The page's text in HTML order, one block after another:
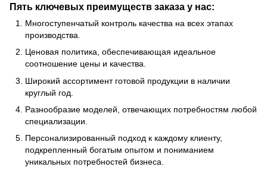
Пять ключевых преимуществ заказа у нас:
Многоступенчатый контроль качества на всех этапах
производства.
Ценовая политика, обеспечивающая идеальное
соотношение цены и качества.
Широкий ассортимент готовой продукции в наличии
круглый год.
Разнообразие моделей, отвечающих потребностям любой
специализации.
Персонализированный подход к каждому клиенту,
подкрепленный богатым опытом и пониманием
уникальных потребностей бизнеса.